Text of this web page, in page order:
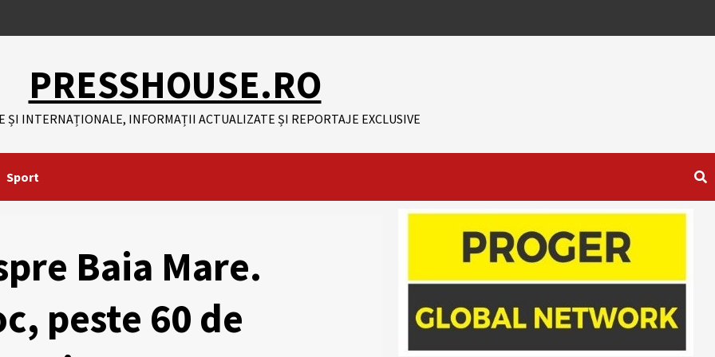
PRESSHOUSE.RO
ȘI INTERNAȚIONALE, INFORMAȚII ACTUALIZATE ȘI REPORTAJE EXCLUSIVE
Sport
Baia Mare.
peste 60 de